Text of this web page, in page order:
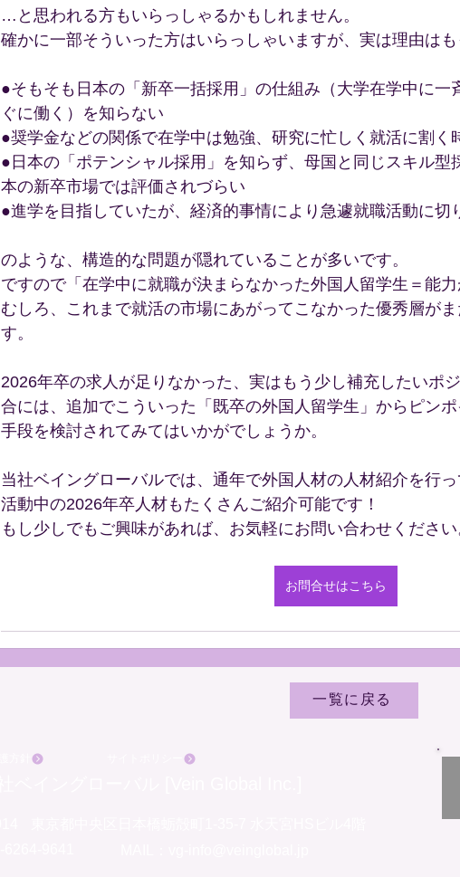
…と思われる方もいらっしゃるかもしれません。
確かに一部そういった方はいらっしゃいますが、実は理由はも
●そもそも日本の「新卒一括採用」の仕組み（大学在学中に一
ぐに働く）を知らない
●奨学金などの関係で在学中は勉強、研究に忙しく就活に割く
●日本の「ポテンシャル採用」を知らず、母国と同じスキル型
本の新卒市場では評価されづらい
●進学を目指していたが、経済的事情により急遽就職活動に切
のような、構造的な問題が隠れていることが多いです。
ですので「在学中に就職が決まらなかった外国人留学生＝能力
むしろ、これまで就活の市場にあがってこなかった優秀層が
す。
2026年卒の求人が足りなかった、実はもう少し補充したいポ
合には、追加でこういった「既卒の外国人留学生」からピン
手段を検討されてみてはいかがでしょうか。
当社ベイングローバルでは、通年で外国人材の人材紹介を行
活動中の2026年卒人材もたくさんご紹介可能です！
もし少しでもご興味があれば、お気軽にお問い合わせください
お問合せはこちら
一覧に戻る